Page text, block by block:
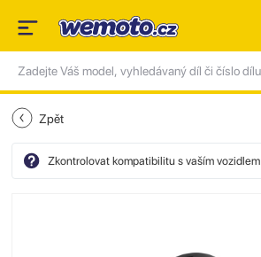
Zpět
Zkontrolovat kompatibilitu s vaším vozidlem